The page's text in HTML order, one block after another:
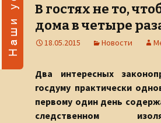
В гостях не то,
дома в четыре
18.05.2015 Новости
Два интересных
госдуму практически
первому один день
следственном